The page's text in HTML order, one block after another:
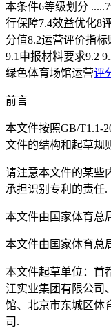
本条件6等级划分
行保障7.4效益优化8
分值8.2运营评价指
9.1申报材料要求9.2
绿色体育场馆运营评
前言
本文件按照GB/T1.1-
文件的结构和起草规
请注意本文件的某些
承担识别专利的责任.
本文件由国家体育总
本文件由国家体育总
本文件起草单位：首
江实业集团有限公司
馆、北京市东城区体
司.